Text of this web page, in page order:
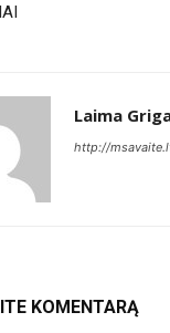
Laima
http://
KOMENTARĄ